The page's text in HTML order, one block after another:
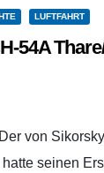
LUFTFAHRT
54A
von
seinen